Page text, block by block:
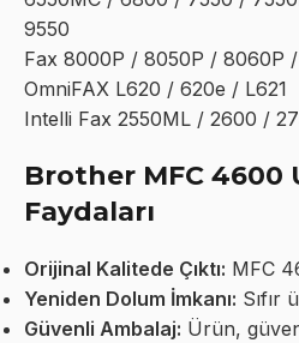
9550
Fax 8000P / 8050P / 8060P
OmniFAX L620 / 620e / L621
Intelli Fax 2550ML / 2600 /
Brother MFC 4600
Faydaları
Orijinal Kalitede Çıktı: MFC
Yeniden Dolum İmkanı: Sıfır
Güvenli Ambalaj: Ürün,